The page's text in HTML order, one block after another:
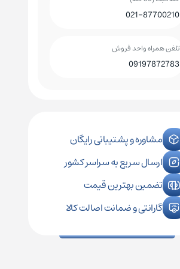
کنترل فاز اشنایدر
021-87700210
تلفن همراه واحد فروش
09197872783
مشاوره و پشتیبانی رایگان
ارسال سریع به سراسر کشور
تضمین بهترین قیمت
گارانتی و ضمانت اصالت کالا